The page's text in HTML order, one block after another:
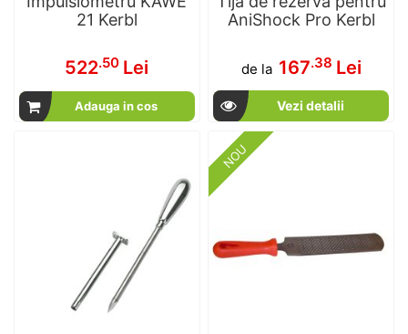
21 Kerbl
522.50 Lei
Adauga in cos
AniShock Pro Kerbl
de la 167.38 Lei
Vezi detalii
NOU